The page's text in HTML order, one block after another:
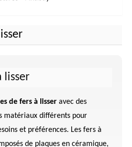
lisser
de fers à lisser avec des
matériaux différents pour
et préférences. Les fers à
de plaques en céramique,